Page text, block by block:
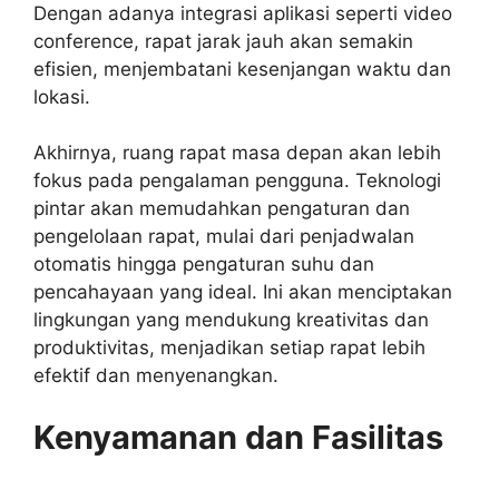
Dengan adanya integrasi aplikasi seperti video
conference, rapat jarak jauh akan semakin
efisien, menjembatani kesenjangan waktu dan
lokasi.
Akhirnya, ruang rapat masa depan akan lebih
fokus pada pengalaman pengguna. Teknologi
pintar akan memudahkan pengaturan dan
pengelolaan rapat, mulai dari penjadwalan
otomatis hingga pengaturan suhu dan
pencahayaan yang ideal. Ini akan menciptakan
lingkungan yang mendukung kreativitas dan
produktivitas, menjadikan setiap rapat lebih
efektif dan menyenangkan.
Kenyamanan dan Fasilitas